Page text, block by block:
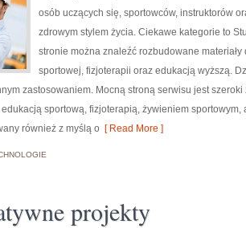
osób uczących się, sportowców, instruktorów
zdrowym stylem życia. Ciekawe kategorie to
stronie można znaleźć rozbudowane
sportowej, fizjoterapii oraz edukacją wyższą.
zastosowaniem. Mocną stroną serwisu jest
sportową, fizjoterapią, żywieniem
również z myślą o [ Read More ]
projekty